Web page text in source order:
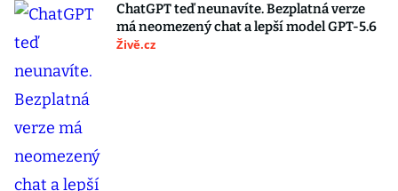
ChatGPT teď neunavíte. Bezplatná verze
má neomezený chat a lepší model GPT-5.6
Živě.cz